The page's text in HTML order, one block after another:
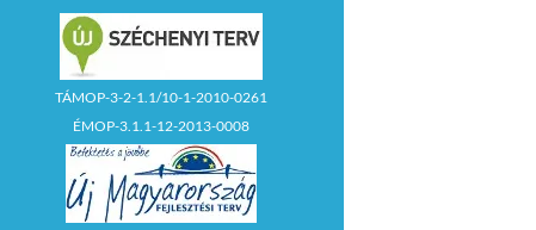
TÁMOP-3-2-1.1/10-1-2010-0261
ÉMOP-3.1.1-12-2013-0008